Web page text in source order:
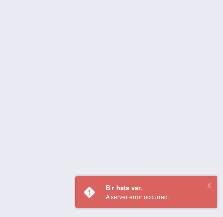
Bir hata var.
A server error occurred.